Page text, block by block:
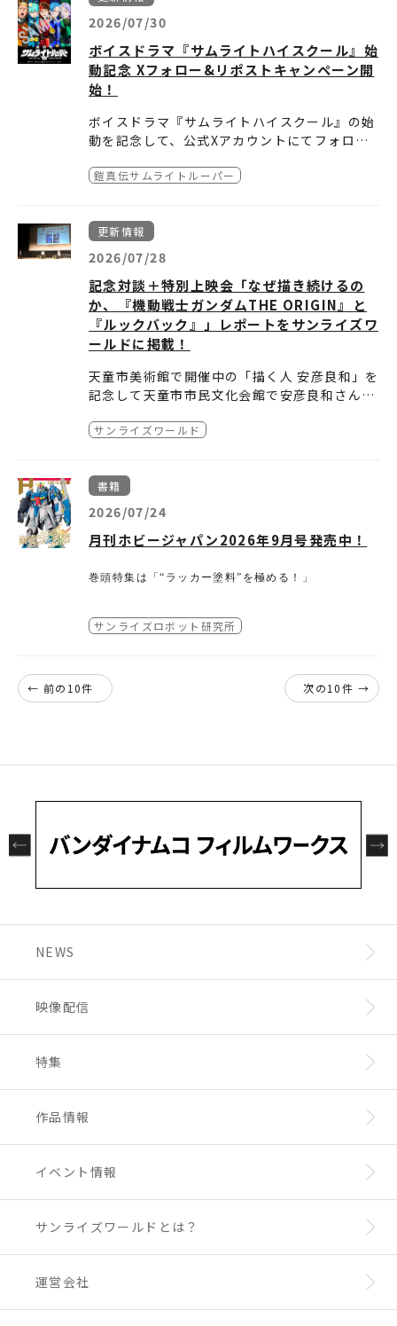
で延長いたします。
この夏はぜひ新宿・大阪へ足をお運びいただ
き、サムライトルーパーたちの戦いの舞台を肌
で感じてください！
変更・終了する場合がございます。あらかじめ
ご了承ください。
[アプリのプライバシーポリシーはこちらをご
確認ください]
ローしていること。
募・当選は無効となります。
※必ずご自身のアカウントを“公開”にした状態
で参加ください。アカウントが非公開の場合は
参加とみなされません。
※ダイレクトメッセージを受信拒否設定してい
る場合、参加とみなされません。
○抽選・当選発表
メ『鎧真伝サムライトルーパー』公式Xアカウ
ントよりダイレクトメッセージにてキャンペー
ン期間後に当選連絡をいたします。
■当選発表は、ダイレクトメッセージの当選連
絡をもって代えさせていただきます。
■賞品発送は2026年10月頃を予定しておりま
す。
※やむを得ない事情により賞品の発送が若干遅
れる場合がありますので予めご了承ください。
※賞品のお届け先は、日本国内のみとさせてい
※賞品のお届け先は、応募されるご本人様の住
場合は、当選を無効とさせていただきます。
※応募の受付、当選確認に関するお問合せ、及
び応募後の住所等変更はお受けできません。
※当選の権利は第三者への譲渡や現金とのお引
※当選の賞品を第三者へ譲渡、または換金する
※本キャンペーンの賞品をオークションに出品
する等の転売行為は禁止致します。
○個人情報について
■当選後にご記入いただく個人情報は、当選者
への賞品の発送、本件に関する諸連絡のみに利
ーズ（株）にて管理させていただきます。
こそ！」が公開！
授業終わりの休み時間、サムライトハイスクー
ルに残る伝説の上履き飛ばし記録に挑戦する S
組メンバー。
記録更新を目指して盛り上がっていると、そこ
に Y 組が勝負を挑んできて……。
休み時間にS組とY組の上履き飛ばしバトルが勃
発！？気になる勝負の行方は本編をご覧くださ
実施決定。
詳細は こちら
放送・配信情報はこちら！
2026/07/30
ボイスドラマ『サムライトハイスクール』始
動記念 Xフォロー&リポストキャンペーン開
始！
ボイスドラマ『サムライトハイスクール』の始
動を記念して、公式Xアカウントにてフォロー&
TVアニメ『鎧真伝サムライトルーパー』公式X
ご応募いただいた方の中から抽選で3名様に、
凱役 石橋陽彩さん、魁人役 榎木淳弥さん、武
蔵役 村瀬歩さん、大和役 武内駿輔さん、紫音
役 熊谷健太郎さんのサイン入り「ティザービジ
ュアル使用B2ポスター」をプレゼント。
たくさんのご応募お待ちしております。
1.TVアニメ『鎧真伝サムライトルーパー』公式
2.公式Xアカウントから下記キャンペーン期間
中に投稿されるキャンペーン応募用のポストを
リポスト
○賞品
1.TVアニメ『鎧真伝サムライトルーパー』キャ
ストサイン入り・ティザービジュアル使用B2
ポスター(非売品)
（日）23:59
○応募資格・応募条件
■日本国内にお住まいの方
■TVアニメ『鎧真伝サムライトルーパー』公
式Xアカウント「@samuraitroo_pr」をフォ
ローしていること。（既にフォロー頂いている
方でもご応募いただけます）。
※当選発表前にフォローを解除した場合、応
■公式Xアカウントから投稿される応募用のポ
ストをキャンペーン期間内にリポストしている
こと。
※必ずご自身のアカウントを“公開”にした状態
参加とみなされません。
※ダイレクトメッセージを受信拒否設定してい
る場合、参加とみなされません。
○抽選・当選発表
■厳正なる抽選の上、ご当選者様にはTVアニ
メ『鎧真伝サムライトルーパー』公式Xアカウ
ントよりダイレクトメッセージにてキャンペー
ン期間後に当選連絡をいたします。
絡をもって代えさせていただきます。
■賞品発送は2026年10月頃を予定しておりま
す。
※やむを得ない事情により賞品の発送が若干遅
※賞品のお届け先は、日本国内のみとさせてい
ただきます。
※賞品のお届け先は、応募されるご本人様の住
所に限らせていただきます。
※賞品のお届け先が不明などでお届けできない
場合は、当選を無効とさせていただきます。
※応募の受付、当選確認に関するお問合せ、及
※当選の権利は第三者への譲渡や現金とのお引
ことはできません。
※本キャンペーンの賞品をオークションに出品
○個人情報について
■当選後にご記入いただく個人情報は、当選者
への賞品の発送、本件に関する諸連絡のみに利
■お客様の個人情報はエイベックス・ピクチャ
ーズ（株）にて管理させていただきます。
https://avex.com/jp/ja/public/privacy/
鎧真伝サムライトルーパー
更新情報
2026/07/28
記念対談＋特別上映会「なぜ描き続けるの
か、『機動戦士ガンダムTHE ORIGIN』と
『ルックバック』」レポートをサンライズワ
ールドに掲載！
天童市美術館で開催中の「描く人 安彦良和」を
記念して天童市市民文化会館で安彦良和さんと
のか」をテーマとした対談のレポートをサンラ
どうぞご確認ください。
サンライズワールド
書籍
2026/07/24
月刊ホビージャパン2026年9月号発売中！
巻頭特集は「“ラッカー塗料”を極める！」
しかし、それでもなお多くのモデラーに支持され続けて
模型塗装のスタンダードとして君臨し続ける理由が、そ
「ラッカー塗料だからこそ実現できる表現」に迫ります。
グラデーション塗装や重ね塗り、マスキングを多用した
模型製作の幅をさらに広げるためのヒントが詰まった特
サンライズロボット研究所
← 前の10件 次の10件 →
NEWS
映像配信
特集
作品情報
イベント情報
サンライズワールドとは？
運営会社